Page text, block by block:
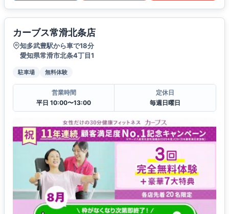
カーブス常滑北条店
知多武豊駅から車で18分
愛知県常滑市北条4丁目1
駐車場 無料体験
営業時間
平日 10:00〜13:00
定休日
毎週日曜日